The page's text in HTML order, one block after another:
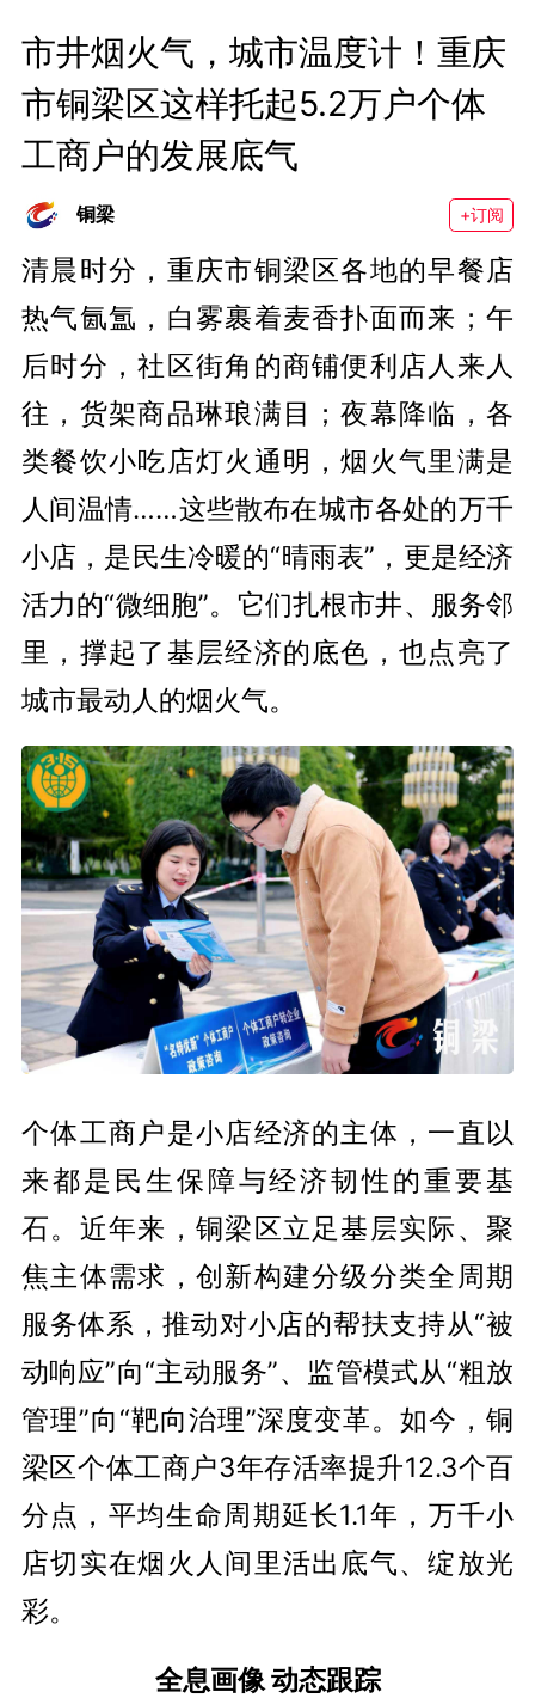
市井烟火气，城市温度计！重庆
市铜梁区这样托起5.2万户个体
工商户的发展底气
铜梁 +订阅
清晨时分，重庆市铜梁区各地的早餐店
热气氤氲，白雾裹着麦香扑面而来；午
后时分，社区街角的商铺便利店人来人
往，货架商品琳琅满目；夜幕降临，各
类餐饮小吃店灯火通明，烟火气里满是
人间温情……这些散布在城市各处的万千
小店，是民生冷暖的“晴雨表”，更是经济
活力的“微细胞”。它们扎根市井、服务邻
里，撑起了基层经济的底色，也点亮了
城市最动人的烟火气。
个体工商户是小店经济的主体，一直以
来都是民生保障与经济韧性的重要基
石。近年来，铜梁区立足基层实际、聚
焦主体需求，创新构建分级分类全周期
服务体系，推动对小店的帮扶支持从“被
动响应”向“主动服务”、监管模式从“粗放
管理”向“靶向治理”深度变革。如今，铜
梁区个体工商户3年存活率提升12.3个百
分点，平均生命周期延长1.1年，万千小
店切实在烟火人间里活出底气、绽放光
彩。
全息画像 动态跟踪